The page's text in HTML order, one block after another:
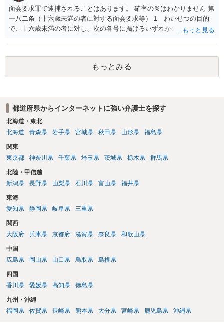
も）、相談者さんが刑事民事の責任に問われることはないでしょう。
私見ながらご参考まで。
面会要求罪で逮捕されることはあります。 確率の％はわかりません 第
一八二条（十六歳未満の者に対する面会要求等） 1 わいせつの目的
で、十六歳未満の者に対し、次の各号に掲げるいずれかの行為をした
が生まれた日より五年以上前の日に生まれた者に限る。）は、一年以
下の拘禁刑又は五十万円以下の罰金に処する。 一 威迫し、偽計を用
い又は誘惑して面会を要求すること。 二 拒まれたにもかかわらず、
反復して面会を要求すること。 三 金銭その他の利益を供与し、又は
二年以下の拘禁刑又は百万円以下の罰金に処する。
もっとみる
都道府県からインターネットに強い弁護士を探す
北海道・東北
北海道
青森県 岩手県 宮城県 秋田県 山形県 福島県
関東
東京都
神奈川県 千葉県 埼玉県 茨城県 栃木県 群馬県
北陸・甲信越
新潟県
長野県 山梨県 石川県 富山県 福井県
東海
愛知県
静岡県 岐阜県 三重県
関西
大阪府
兵庫県 京都府 滋賀県 奈良県 和歌山県
中国
広島県
岡山県 山口県 鳥取県 島根県
四国
香川県
愛媛県 高知県 徳島県
九州・沖縄
福岡県
佐賀県 長崎県 熊本県 大分県 宮崎県 鹿児島県 沖縄県